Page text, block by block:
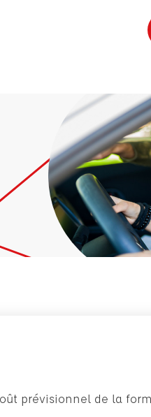
prévisionnel de la